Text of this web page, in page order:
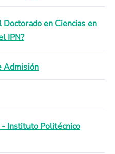
en Ciencias en
IPN?
Admisión
- Instituto Politécnico